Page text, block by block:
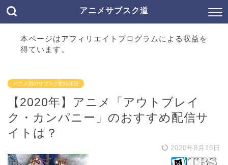
アニメサブスク道
本ページはアフィリエイトプログラムによる収益を
得ています。
アニメ別のサブスク配信状況
【2020年】アニメ「アウトブレイ
ク・カンパニー」のおすすめ配信サ
イトは？
2020年8月10日